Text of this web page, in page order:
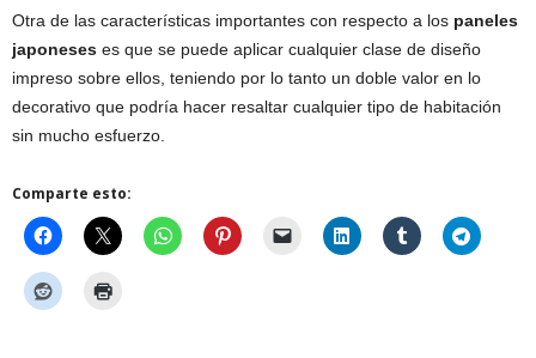
Otra de las características importantes con respecto a los paneles
japoneses es que se puede aplicar cualquier clase de diseño
impreso sobre ellos, teniendo por lo tanto un doble valor en lo
decorativo que podría hacer resaltar cualquier tipo de habitación
sin mucho esfuerzo.
Comparte esto: